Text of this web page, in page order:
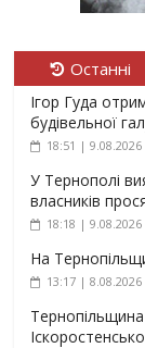
Останні
Ігор Гуда
будівельної
18:51 | 9.08.2026
У Тернополі
власників
18:18 | 9.08.2026
На
13:17 | 8.08.2026